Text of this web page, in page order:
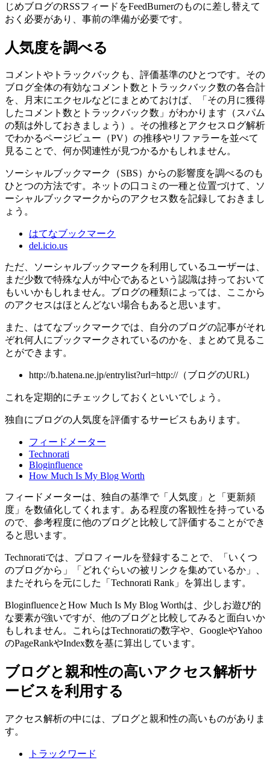
じめブログのRSSフィードをFeedBurnerのものに差し替えて
おく必要があり、事前の準備が必要です。
人気度を調べる
コメントやトラックバックも、評価基準のひとつです。その
ブログ全体の有効なコメント数とトラックバック数の各合計
を、月末にエクセルなどにまとめておけば、「その月に獲得
したコメント数とトラックバック数」がわかります（スパム
の類は外しておきましょう）。その推移とアクセスログ解析
でわかるページビュー（PV）の推移やリファラーを並べて
見ることで、何か関連性が見つかるかもしれません。
ソーシャルブックマーク（SBS）からの影響度を調べるのも
ひとつの方法です。ネットの口コミの一種と位置づけて、ソ
ーシャルブックマークからのアクセス数を記録しておきまし
ょう。
はてなブックマーク
del.icio.us
ただ、ソーシャルブックマークを利用しているユーザーは、
まだ少数で特殊な人が中心であるという認識は持っておいて
もいいかもしれません。ブログの種類によっては、ここから
のアクセスはほとんどない場合もあると思います。
また、はてなブックマークでは、自分のブログの記事がそれ
ぞれ何人にブックマークされているのかを、まとめて見るこ
とができます。
http://b.hatena.ne.jp/entrylist?url=http://（ブログのURL)
これを定期的にチェックしておくといいでしょう。
独自にブログの人気度を評価するサービスもあります。
フィードメーター
Technorati
Bloginfluence
How Much Is My Blog Worth
フィードメーターは、独自の基準で「人気度」と「更新頻
度」を数値化してくれます。ある程度の客観性を持っている
ので、参考程度に他のブログと比較して評価することができ
ると思います。
Technoratiでは、プロフィールを登録することで、「いくつ
のブログから」「どれぐらいの被リンクを集めているか」、
またそれらを元にした「Technorati Rank」を算出します。
BloginfluenceとHow Much Is My Blog Worthは、少しお遊び的
な要素が強いですが、他のブログと比較してみると面白いか
もしれません。これらはTechnoratiの数字や、GoogleやYahoo
のPageRankやIndex数を基に算出しています。
ブログと親和性の高いアクセス解析サ
ービスを利用する
アクセス解析の中には、ブログと親和性の高いものがありま
す。
トラックワード